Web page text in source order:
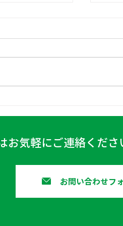
気軽にご連絡くださ
お問い合わせフ